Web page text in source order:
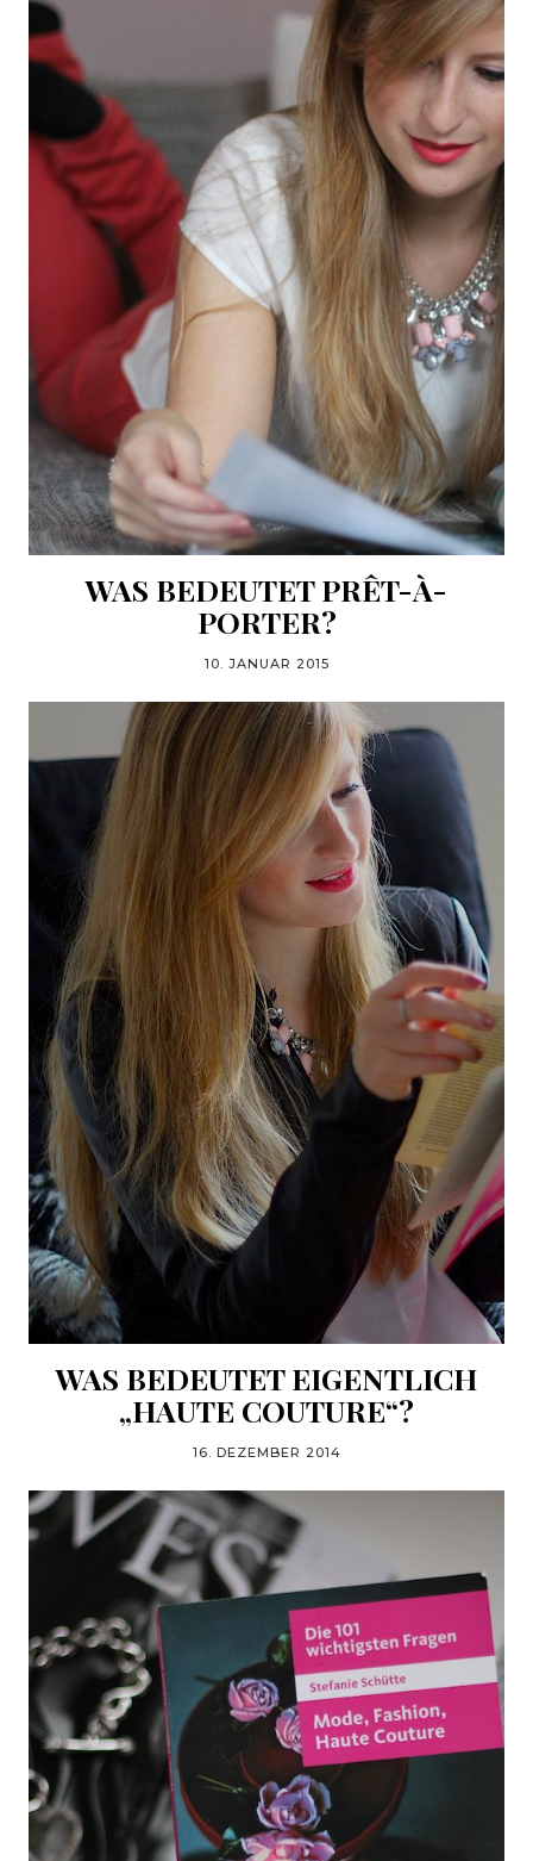
WAS BEDEUTET PRÊT-À-
PORTER?
10. JANUAR 2015
WAS BEDEUTET EIGENTLICH
„HAUTE COUTURE“?
16. DEZEMBER 2014